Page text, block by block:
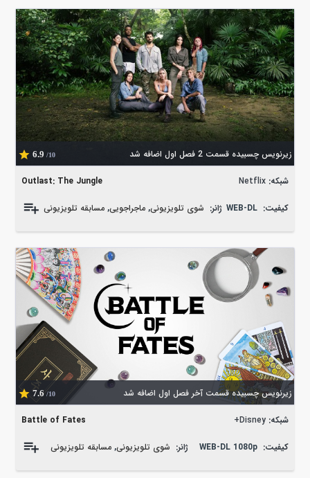
زیرنویس چسبیده قسمت 2 فصل اول اضافه شد 6.9 /10
Outlast: The Jungle شبکه: Netflix
کیفیت: WEB-DL ژانر: شوی تلویزیونی,ماجراجویی,مسابقه تلویزیونی
زیرنویس چسبیده قسمت آخر فصل اول اضافه شد 7.6 /10
Battle of Fates شبکه: Disney+
کیفیت: WEB-DL 1080p ژانر: شوی تلویزیونی,مسابقه تلویزیونی